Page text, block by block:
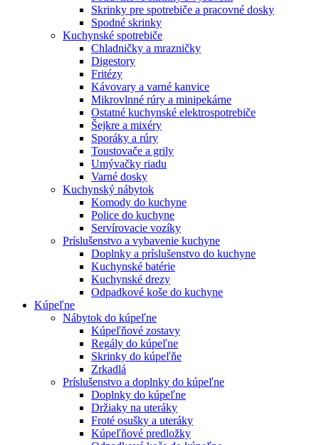
Skrinky pre spotrebiče a pracovné dosky
Spodné skrinky
Kuchynské spotrebiče
Chladničky a mrazničky
Digestory
Fritézy
Kávovary a varné kanvice
Mikrovlnné rúry a minipekárne
Ostatné kuchynské elektrospotrebiče
Šejkre a mixéry
Sporáky a rúry
Toustovače a grily
Umývačky riadu
Varné dosky
Kuchynský nábytok
Komody do kuchyne
Police do kuchyne
Servírovacie vozíky
Príslušenstvo a vybavenie kuchyne
Doplnky a príslušenstvo do kuchyne
Kuchynské batérie
Kuchynské drezy
Odpadkové koše do kuchyne
Kúpeľne
Nábytok do kúpeľne
Kúpeľňové zostavy
Regály do kúpeľne
Skrinky do kúpeľňe
Zrkadlá
Príslušenstvo a doplnky do kúpeľne
Doplnky do kúpeľne
Držiaky na uteráky
Froté osušky a uteráky
Kúpeľňové predložky